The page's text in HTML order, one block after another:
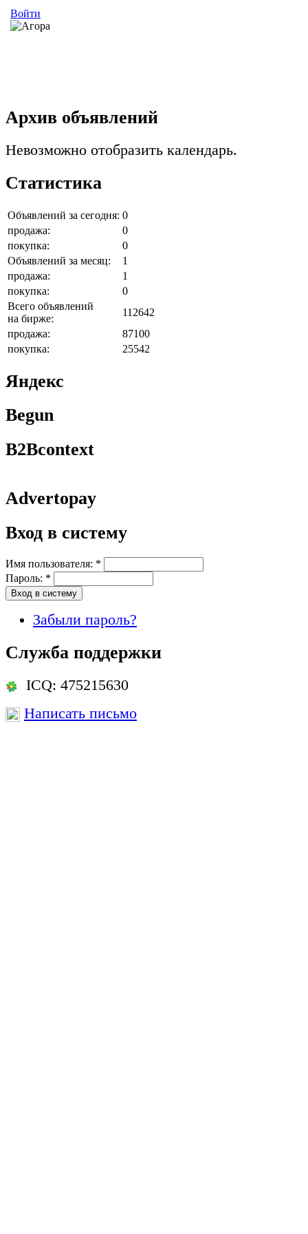
Войти
Архив объявлений
Невозможно отобразить календарь.
Статистика
Объявлений за сегодня: 0
продажа:
0
покупка:
0
Объявлений за месяц:
1
продажа:
1
покупка:
0
Всего объявлений
на бирже:
112642
продажа:
87100
покупка:
25542
Яндекс
Begun
B2Bcontext
Advertopay
Вход в систему
Имя пользователя: *
Пароль: *
Забыли пароль?
Служба поддержки
ICQ: 475215630
Написать письмо